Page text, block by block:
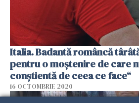
Italia. Badantă româncă
pentru o moștenire de care
conștientă de ceea ce face“
16 OCTOMBRIE 2020